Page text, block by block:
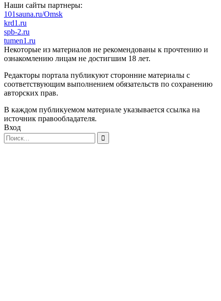
Наши сайты партнеры:
101sauna.ru/Omsk
krd1.ru
spb-2.ru
tumen1.ru
Некоторые из материалов не рекомендованы к прочтению и
ознакомлению лицам не достигшим 18 лет.
Редакторы портала публикуют сторонние материалы с
соответствующим выполнением обязательств по сохранению
авторских прав.
В каждом публикуемом материале указывается ссылка на
источник правообладателя.
Вход